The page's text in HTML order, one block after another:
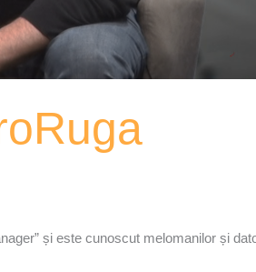
și este cunoscut melomanilor și